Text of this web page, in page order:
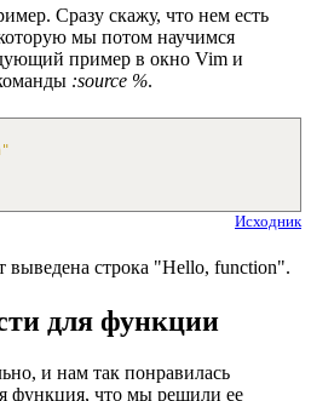
Сразу скажу, что нем есть
мы потом научимся
пример в окно Vim и
:source %.
Исходник
выведена строка "Hello, function".
для функции
и нам так понравилась
функция, что мы решили ее